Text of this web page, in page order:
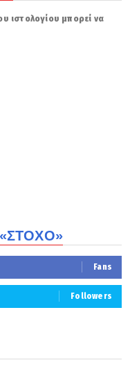
ιστολογίου μπορεί να
Fans
Followers